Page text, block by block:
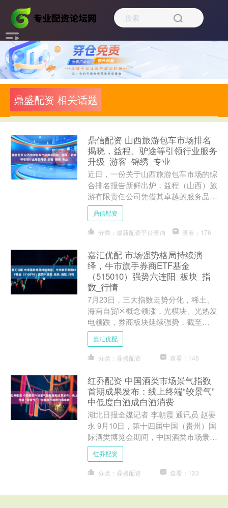
鼎盛配资 相关话题
鼎信配资 山西旅游包车市场排名
揭晓，益程、驴途等引领行业服务
升级_游客_锦绣_专业
近日，一份关于山西旅游包车市场的综
合排名报告新鲜出炉，益程（山西）旅
游有限责任公司凭借其卓越的服务品质
与创新模式荣登榜首，山西驴途旅游紧
随其后，位列第二，新崛起....
鼎信配资
分类：最新配资平台查询 查看：176
嘉汇优配 市场强势格局持续演
绎，牛市旗手券商ETF基金
（515010）强势六连阳_板块_指
数_行情
7月23日，三大指数走势分化，稀土、
海南自贸区概念领涨，光模块、光热发
电领跌，券商板块延续强势，截至
9:45，券商ETF基金（515010）涨
1.68%，其持仓....
嘉汇优配
分类：鼎盛配资 查看：146
红乔配资 中国酒类市场景气指数
首期成果发布：线上终端“较景气”
中低度白酒成白酒消费
湖北日报全媒记者 李朝霞 通讯员 赵晏
永 9月10日，第十四届中国（贵州）国
际酒类博览会期间，中国酒类市场景气
指数（ACI）首期成果（2025年1-6
月）发布，....
红乔配资
分类：鼎盛配资 查看：123